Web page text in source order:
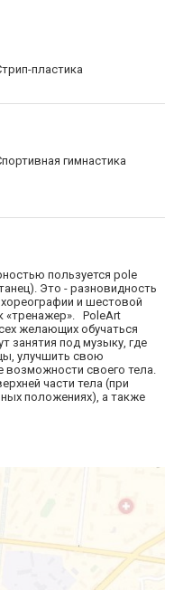
пластика
гимнастика
пользуется pole
Это - разновидность
и шестовой
«тренажер». PoleArt
желающих обучаться
занятия под музыку, где
улучшить свою
своего тела.
части тела (при
положениях), а также